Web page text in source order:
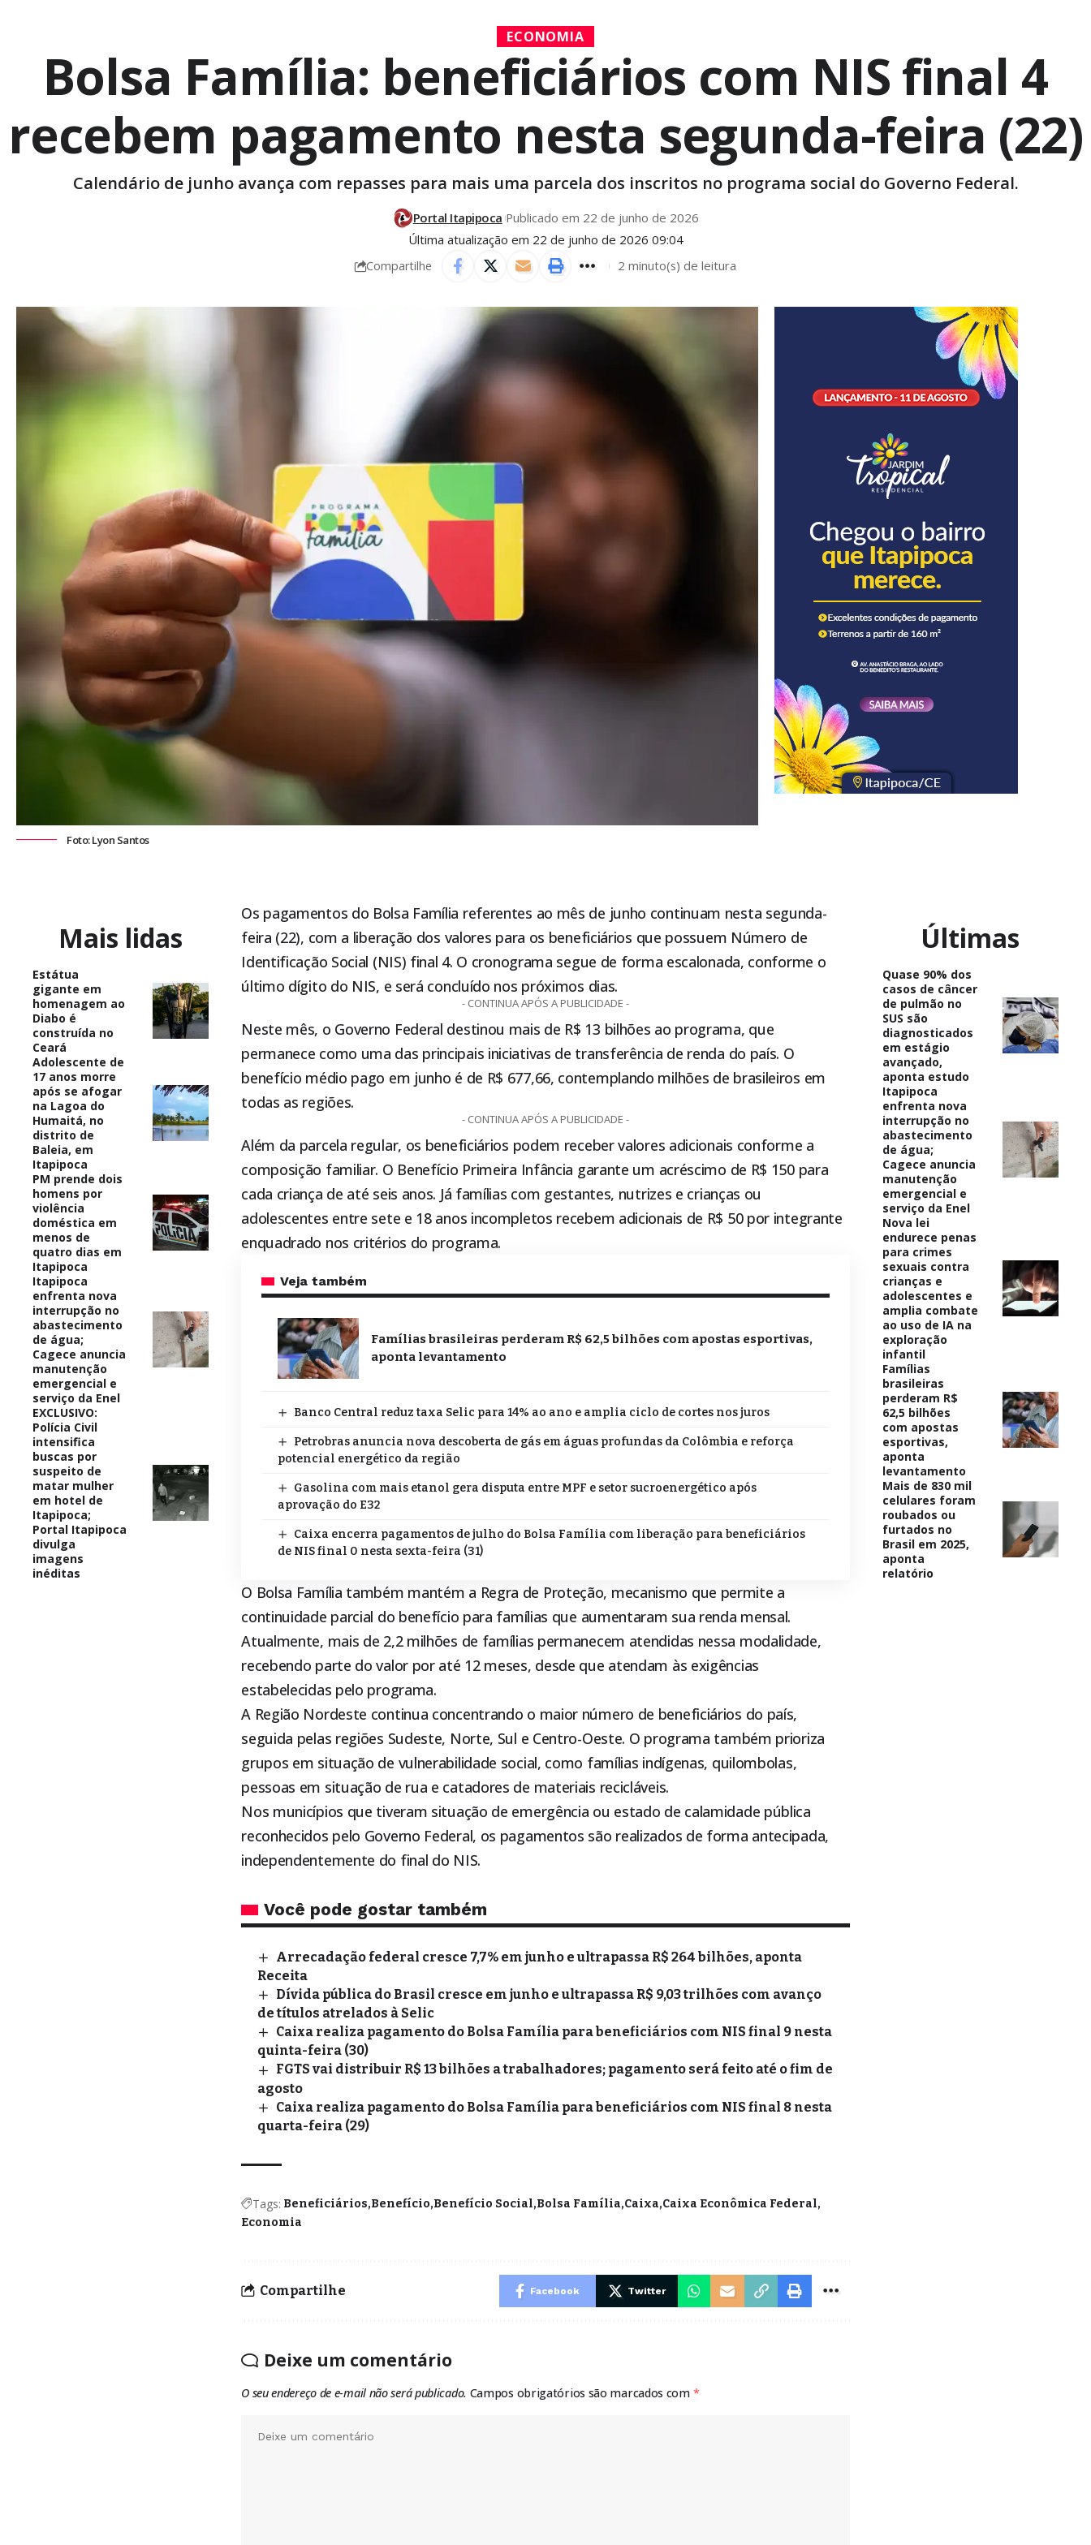
ECONOMIA
Bolsa Família: beneficiários com NIS final 4
recebem pagamento nesta segunda-feira (22)
Calendário de junho avança com repasses para mais uma parcela dos inscritos no programa social do Governo Federal.
Última atualização em 22 de junho de 2026 09:04
Portal Itapipoca Publicado em 22 de junho de 2026
Compartilhe 2 minuto(s) de leitura
Foto: Lyon Santos
Mais lidas
Estátua
gigante em
homenagem ao
Diabo é
construída no
Ceará
Adolescente de
17 anos morre
após se afogar
na Lagoa do
Humaitá, no
distrito de
Baleia, em
Itapipoca
PM prende dois
homens por
violência
doméstica em
menos de
quatro dias em
Itapipoca
Itapipoca
enfrenta nova
interrupção no
abastecimento
de água;
Cagece anuncia
manutenção
emergencial e
serviço da Enel
EXCLUSIVO:
Polícia Civil
intensifica
buscas por
suspeito de
matar mulher
em hotel de
Itapipoca;
Portal Itapipoca
divulga
imagens
inéditas
Os pagamentos do Bolsa Família referentes ao mês de junho continuam nesta segunda-
feira (22), com a liberação dos valores para os beneficiários que possuem Número de
Identificação Social (NIS) final 4. O cronograma segue de forma escalonada, conforme o
último dígito do NIS, e será concluído nos próximos dias.
- CONTINUA APÓS A PUBLICIDADE -
Neste mês, o Governo Federal destinou mais de R$ 13 bilhões ao programa, que
permanece como uma das principais iniciativas de transferência de renda do país. O
benefício médio pago em junho é de R$ 677,66, contemplando milhões de brasileiros em
todas as regiões.
- CONTINUA APÓS A PUBLICIDADE -
Além da parcela regular, os beneficiários podem receber valores adicionais conforme a
composição familiar. O Benefício Primeira Infância garante um acréscimo de R$ 150 para
cada criança de até seis anos. Já famílias com gestantes, nutrizes e crianças ou
adolescentes entre sete e 18 anos incompletos recebem adicionais de R$ 50 por integrante
enquadrado nos critérios do programa.
Veja também
Famílias brasileiras perderam R$ 62,5 bilhões com apostas esportivas,
aponta levantamento
Banco Central reduz taxa Selic para 14% ao ano e amplia ciclo de cortes nos juros
Petrobras anuncia nova descoberta de gás em águas profundas da Colômbia e reforça
potencial energético da região
Gasolina com mais etanol gera disputa entre MPF e setor sucroenergético após
aprovação do E32
Caixa encerra pagamentos de julho do Bolsa Família com liberação para beneficiários
de NIS final 0 nesta sexta-feira (31)
O Bolsa Família também mantém a Regra de Proteção, mecanismo que permite a
continuidade parcial do benefício para famílias que aumentaram sua renda mensal.
Atualmente, mais de 2,2 milhões de famílias permanecem atendidas nessa modalidade,
recebendo parte do valor por até 12 meses, desde que atendam às exigências
estabelecidas pelo programa.
A Região Nordeste continua concentrando o maior número de beneficiários do país,
seguida pelas regiões Sudeste, Norte, Sul e Centro-Oeste. O programa também prioriza
grupos em situação de vulnerabilidade social, como famílias indígenas, quilombolas,
pessoas em situação de rua e catadores de materiais recicláveis.
Nos municípios que tiveram situação de emergência ou estado de calamidade pública
reconhecidos pelo Governo Federal, os pagamentos são realizados de forma antecipada,
independentemente do final do NIS.
Você pode gostar também
Arrecadação federal cresce 7,7% em junho e ultrapassa R$ 264 bilhões, aponta
Receita
Dívida pública do Brasil cresce em junho e ultrapassa R$ 9,03 trilhões com avanço
de títulos atrelados à Selic
Caixa realiza pagamento do Bolsa Família para beneficiários com NIS final 9 nesta
quinta-feira (30)
FGTS vai distribuir R$ 13 bilhões a trabalhadores; pagamento será feito até o fim de
agosto
Caixa realiza pagamento do Bolsa Família para beneficiários com NIS final 8 nesta
quarta-feira (29)
Tags: Beneficiários Benefício Benefício Social Bolsa Família Caixa Caixa Econômica Federal
Economia
Compartilhe Facebook Twitter
Deixe um comentário
O seu endereço de e-mail não será publicado. Campos obrigatórios são marcados com *
Últimas
Quase 90% dos
casos de câncer
de pulmão no
SUS são
diagnosticados
em estágio
avançado,
aponta estudo
Itapipoca
enfrenta nova
interrupção no
abastecimento
de água;
Cagece anuncia
manutenção
emergencial e
serviço da Enel
Nova lei
endurece penas
para crimes
sexuais contra
crianças e
adolescentes e
amplia combate
ao uso de IA na
exploração
infantil
Famílias
brasileiras
perderam R$
62,5 bilhões
com apostas
esportivas,
aponta
levantamento
Mais de 830 mil
celulares foram
roubados ou
furtados no
Brasil em 2025,
aponta
relatório